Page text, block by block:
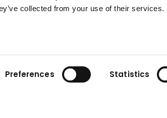
collected from your use of their services.
Preferences Statistics
Contactați-ne acum!